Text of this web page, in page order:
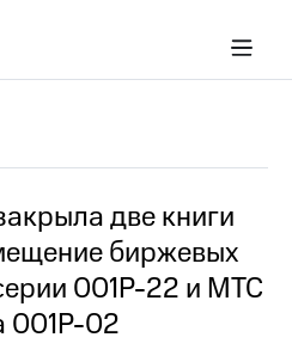
две книги
биржевых
001Р-22 и МТС
001Р-02